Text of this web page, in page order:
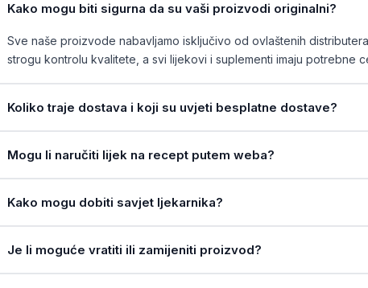
Kako mogu biti sigurna da su vaši proizvodi originalni?
Sve naše proizvode nabavljamo isključivo od ovlaštenih
strogu kontrolu kvalitete, a svi lijekovi i suplementi imaju potrebne
Koliko traje dostava i koji su uvjeti besplatne dostave?
Mogu li naručiti lijek na recept putem weba?
Kako mogu dobiti savjet ljekarnika?
Je li moguće vratiti ili zamijeniti proizvod?